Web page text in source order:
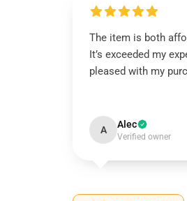
The item is both
It’s exceeded my
pleased with my
A Alec
Verified owner